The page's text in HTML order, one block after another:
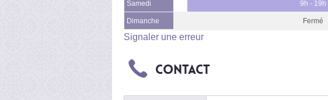
Samedi 9h - 19h
Dimanche Fermé
Signaler une erreur
Contact